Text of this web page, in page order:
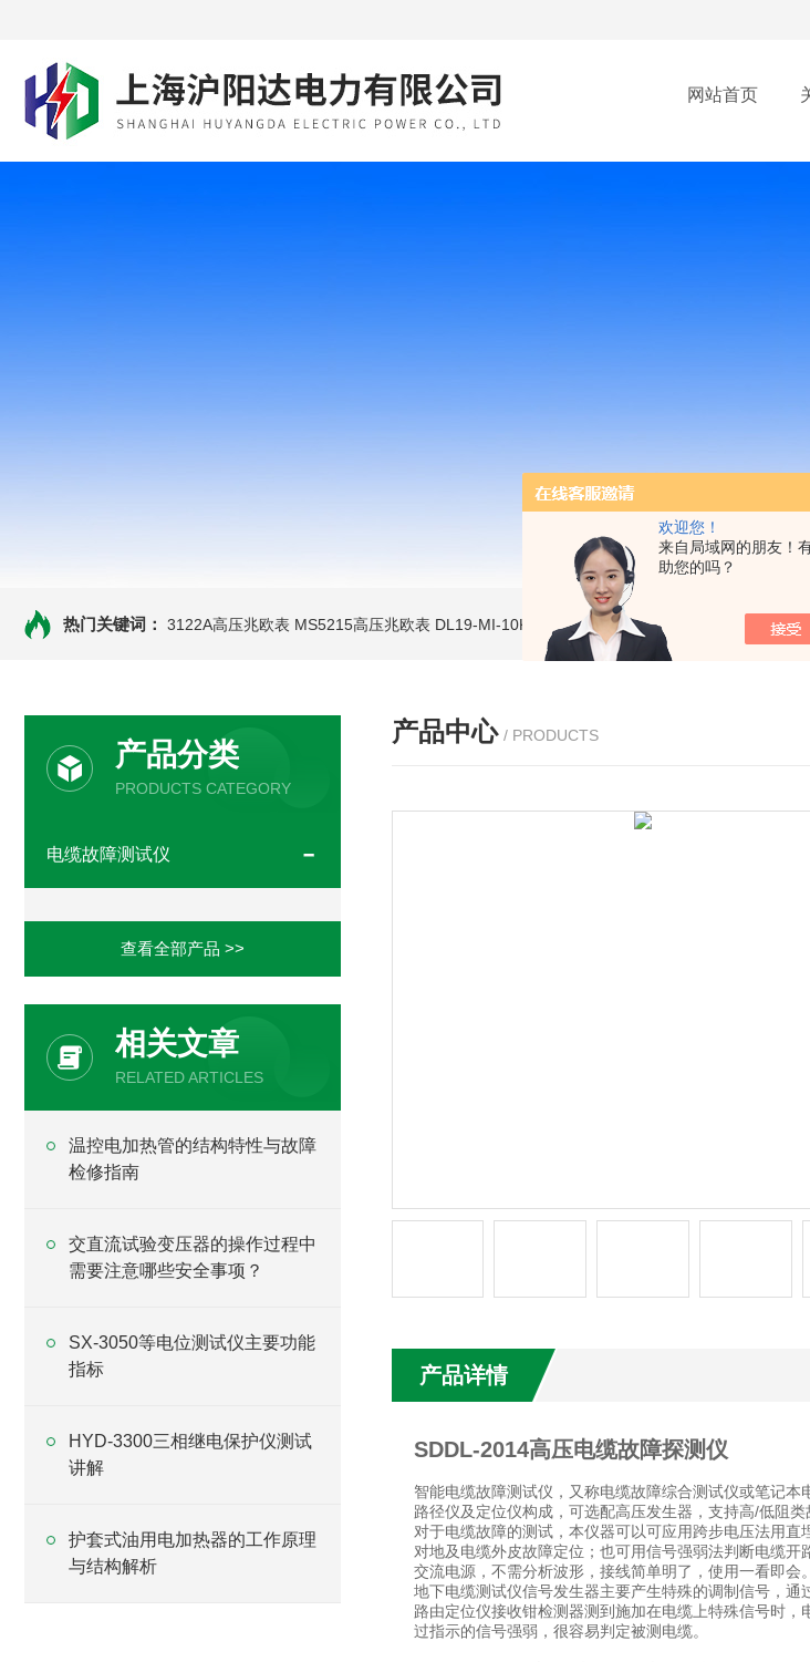
欢迎您！
来自局域网的朋友！
助您的吗？
网站首页
热门关键词： 3122A高压兆欧表 MS5215高压兆欧表 DL19-MI-10KVe 高压兆欧表 5000V数字高压兆欧表
产品分类
PRODUCTS CATEGORY
电缆故障测试仪
查看全部产品 >>
相关文章
RELATED ARTICLES
温控电加热管的结构特性与故障
检修指南
交直流试验变压器的操作过程中
需要注意哪些安全事项？
SX-3050等电位测试仪主要功能
指标
HYD-3300三相继电保护仪测试
讲解
护套式油用电加热器的工作原理
与结构解析
产品中心 / PRODUCTS
产品详情
SDDL-2014高压电缆故障探测仪
智能电缆故障测试仪，又称电缆故障综合测试仪或笔记
路径仪及定位仪构成，可选配高压发生器，支持高/低阻
对于电缆故障的测试，本仪器可以可应用跨步电压法用
对地及电缆外皮故障定位；也可用信号强弱法判断电缆
交流电源，不需分析波形，接线简单明了，使用一看即会。
地下电缆测试仪信号发生器主要产生特殊的调制信号，
路由定位仪接收钳检测器测到施加在电缆上特殊信号时
过指示的信号强弱，很容易判定被测电缆。